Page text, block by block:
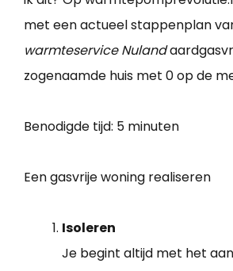
met een actueel stappenplan
warmteservice Nuland
zogenaamde huis met 0 op de
Benodigde tijd: 5 minuten
Een gasvrije woning realiseren
Isoleren
Je begint altijd met het